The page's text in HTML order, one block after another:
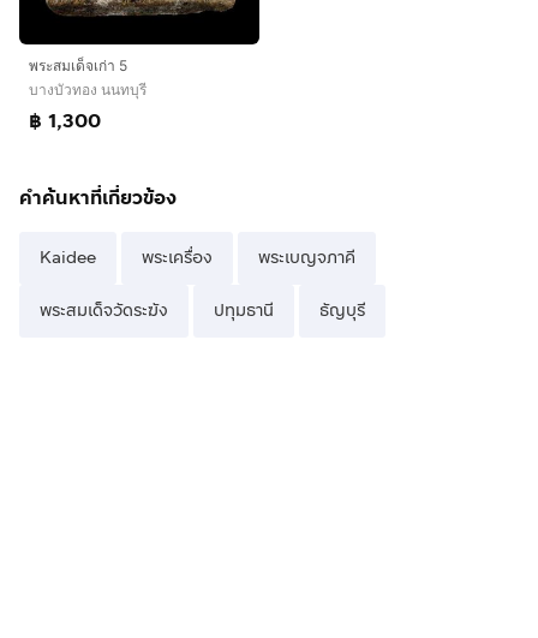
พระสมเด็จเก่า 5
บางบัวทอง นนทบุรี
฿ 1,300
คำค้นหาที่เกี่ยวข้อง
Kaidee พระเครื่อง พระเบญจภาคี
พระสมเด็จวัดระฆัง ปทุมธานี ธัญบุรี